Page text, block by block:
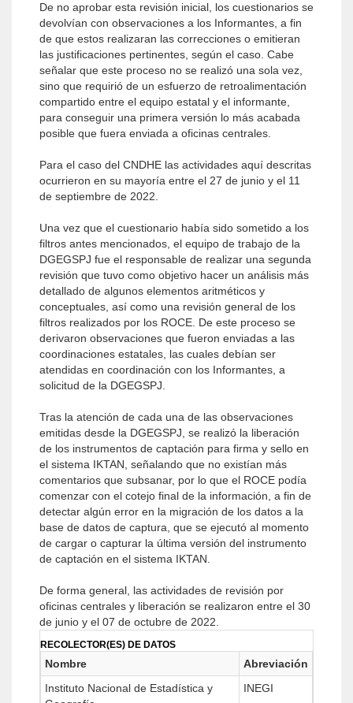
De no aprobar esta revisión inicial, los cuestionarios se
devolvían con observaciones a los Informantes, a fin
de que estos realizaran las correcciones o emitieran
las justificaciones pertinentes, según el caso. Cabe
señalar que este proceso no se realizó una sola vez,
sino que requirió de un esfuerzo de retroalimentación
compartido entre el equipo estatal y el informante,
para conseguir una primera versión lo más acabada
posible que fuera enviada a oficinas centrales.
Para el caso del CNDHE las actividades aquí descritas
ocurrieron en su mayoría entre el 27 de junio y el 11
de septiembre de 2022.
Una vez que el cuestionario había sido sometido a los
filtros antes mencionados, el equipo de trabajo de la
DGEGSPJ fue el responsable de realizar una segunda
revisión que tuvo como objetivo hacer un análisis más
detallado de algunos elementos aritméticos y
conceptuales, así como una revisión general de los
filtros realizados por los ROCE. De este proceso se
derivaron observaciones que fueron enviadas a las
coordinaciones estatales, las cuales debían ser
atendidas en coordinación con los Informantes, a
solicitud de la DGEGSPJ.
Tras la atención de cada una de las observaciones
emitidas desde la DGEGSPJ, se realizó la liberación
de los instrumentos de captación para firma y sello en
el sistema IKTAN, señalando que no existían más
comentarios que subsanar, por lo que el ROCE podía
comenzar con el cotejo final de la información, a fin de
detectar algún error en la migración de los datos a la
base de datos de captura, que se ejecutó al momento
de cargar o capturar la última versión del instrumento
de captación en el sistema IKTAN.
De forma general, las actividades de revisión por
oficinas centrales y liberación se realizaron entre el 30
de junio y el 07 de octubre de 2022.
RECOLECTOR(ES) DE DATOS
Nombre
Abreviación
Instituto Nacional de Estadística y
INEGI